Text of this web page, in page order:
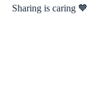
Sharing is caring 🧡